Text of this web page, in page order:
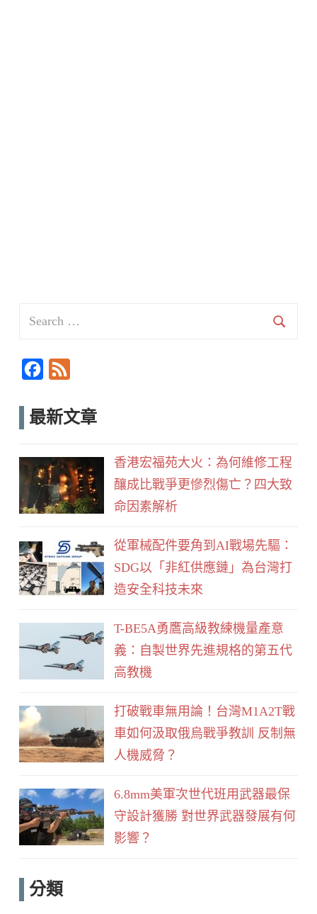
Search
c
o
k
e
最新文章
香港宏福苑大火：為何維修工程
釀成比戰爭更慘烈傷亡？四大致
命因素解析
從軍械配件要角到AI戰場先驅：
SDG以「非紅供應鏈」為台灣打
造安全科技未來
T-BE5A勇鷹高級教練機量產意
義：自製世界先進規格的第五代
高教機
打破戰車無用論！台灣M1A2T戰
車如何汲取俄烏戰爭教訓 反制無
人機威脅？
6.8mm美軍次世代班用武器最保
守設計獲勝 對世界武器發展有何
影響？
分類